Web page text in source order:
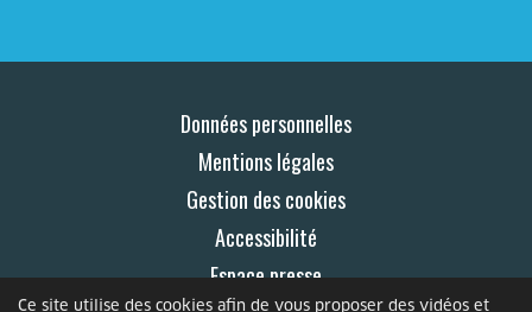
Ce site utilise des cookies afin de vous proposer des vidéos et
Données personnelles
Mentions légales
Gestion des cookies
Accessibilité
Espace presse